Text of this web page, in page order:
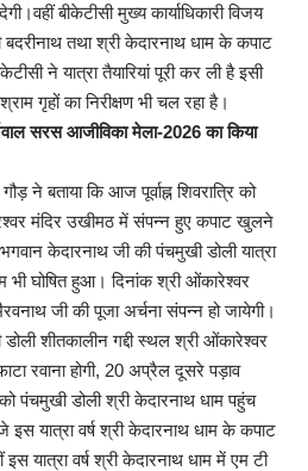
बीकेटीसी मुख्य कार्याधिकारी विजय
तथा श्री केदारनाथ धाम के कपाट
ने यात्रा तैयारियां पूरी कर ली है इसी
गृहों का निरीक्षण भी चल रहा है।
सरस आजीविका मेला-2026 का किया
ने बताया कि आज पूर्वाह्न शिवरात्रि को
मंदिर उखीमठ में संपन्न हुए कपाट खुलने
केदारनाथ जी की पंचमुखी डोली यात्रा
भी घोषित हुआ। दिनांक श्री ओंकारेश्वर
जी की पूजा अर्चना संपन्न हो जायेगी।
शीतकालीन गद्दी स्थल श्री ओंकारेश्वर
रवाना होगी, 20 अप्रैल दूसरे पड़ाव
पंचमुखी डोली श्री केदारनाथ धाम पहुंच
यात्रा वर्ष श्री केदारनाथ धाम के कपाट
यात्रा वर्ष श्री केदारनाथ धाम में एम टी